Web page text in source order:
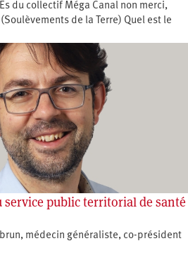
du collectif Méga Canal non merci,
de la Terre) Quel est le
service public territorial de santé
médecin généraliste, co-président